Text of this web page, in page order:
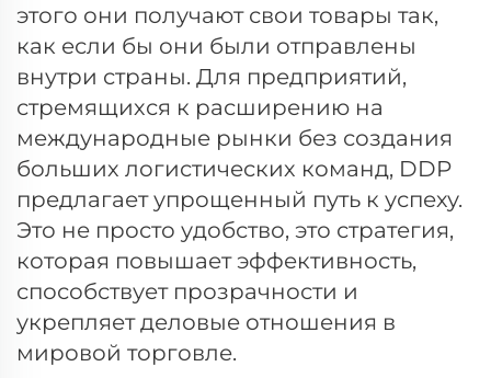
этого они получают свои товары так,
как если бы они были отправлены
внутри страны. Для предприятий,
стремящихся к расширению на
международные рынки без создания
больших логистических команд, DDP
предлагает упрощенный путь к успеху.
Это не просто удобство, это стратегия,
которая повышает эффективность,
способствует прозрачности и
укрепляет деловые отношения в
мировой торговле.